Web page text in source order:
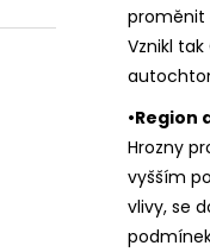
proměnit
Vznikl
•Region
Hrozny
vyšším
vlivy, se